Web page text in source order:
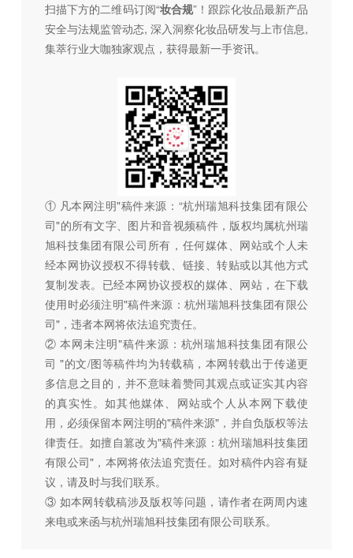
扫描下方的二维码订阅“妆合规”！跟踪化妆品最新产品
安全与法规监管动态, 深入洞察化妆品研发与上市信息,
集萃行业大咖独家观点，获得最新一手资讯。
① 凡本网注明"稿件来源：“杭州瑞旭科技集团有限公
司"的所有文字、图片和音视频稿件，版权均属杭州瑞
旭科技集团有限公司所有，任何媒体、网站或个人未
经本网协议授权不得转载、链接、转贴或以其他方式
复制发表。已经本网协议授权的媒体、网站，在下载
使用时必须注明"稿件来源：杭州瑞旭科技集团有限公
司"，违者本网将依法追究责任。
② 本网未注明"稿件来源：杭州瑞旭科技集团有限公
司 "的文/图等稿件均为转载稿，本网转载出于传递更
多信息之目的，并不意味着赞同其观点或证实其内容
的真实性。如其他媒体、网站或个人从本网下载使
用，必须保留本网注明的"稿件来源"，并自负版权等法
律责任。如擅自篡改为"稿件来源：杭州瑞旭科技集团
有限公司"，本网将依法追究责任。如对稿件内容有疑
议，请及时与我们联系。
③ 如本网转载稿涉及版权等问题，请作者在两周内速
来电或来函与杭州瑞旭科技集团有限公司联系。